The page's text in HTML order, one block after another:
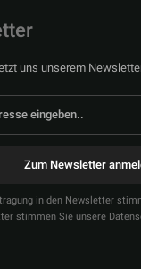
uns unserem
Zum Newsletter
in den Newsletter
stimmen Sie unsere